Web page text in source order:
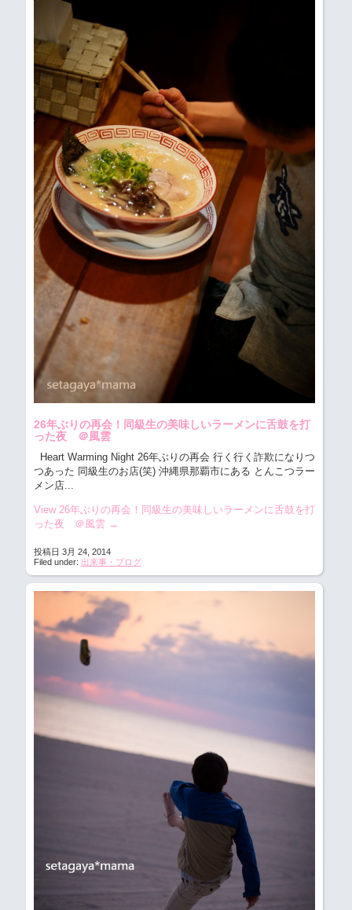
26年ぶりの再会！同級生の美味しいラーメンに舌鼓を打
った夜 ＠風雲
Heart Warming Night 26年ぶりの再会 行く行く詐欺になりつ
つあった 同級生のお店(笑) 沖縄県那覇市にある とんこつラー
メン店...
View 26年ぶりの再会！同級生の美味しいラーメンに舌鼓を打
った夜 ＠風雲 →
投稿日 3月 24, 2014
Filed under: 出来事・ブログ